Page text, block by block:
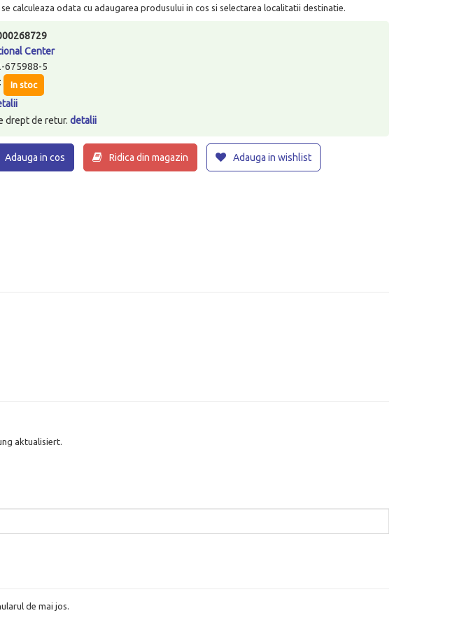
calculeaza odata cu adaugarea produsului in cos si selectarea localitatii destinatie.
Center
675988-5
In stoc
drept de retur.detalii
Adauga in cos Ridica din magazin Adauga in wishlist
aktualisiert.
de mai jos.